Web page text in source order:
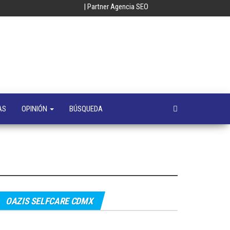
| Partner Agencia SEO
OPINIÓN BÚSQUEDA
OAZIS SELFCARE CDMX